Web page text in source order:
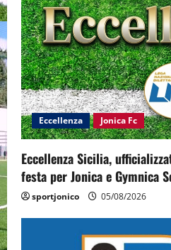
Eccellenza Jonica Fc
Eccellenza Sicilia,
festa per Jonica e Gymnica
sportjonico 05/08/2026